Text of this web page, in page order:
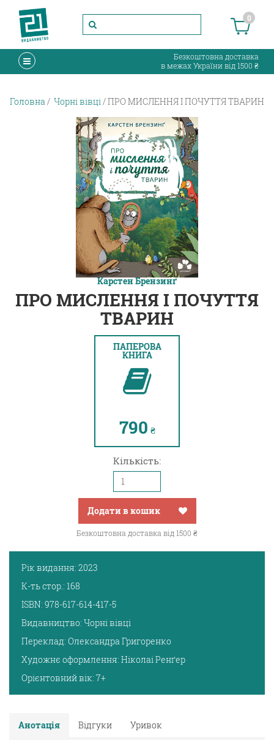
0
Безкоштовна доставка
в межах України від 1500 ₴
Головна Чорні вівці ПРО МИСЛЕННЯ І ПОЧУТТЯ ТВАРИН
Карстен Брензинґ
ПРО МИСЛЕННЯ І ПОЧУТТЯ
ТВАРИН
ПАПЕРОВА
КНИГА
790 ₴
Кількість:
Додати в кошик
Безкоштовна доставка від 1500 ₴
Рік видання: 2023
К-ть стор.: 168
ISBN: 978-617-614-417-5
Видавництво: Чорні вівці
Переклад: Олександра Григоренко
Художнє оформлення: Ніколаі Ренґер
Орієнтовний вік: 7+
Анотація Відгуки Уривок